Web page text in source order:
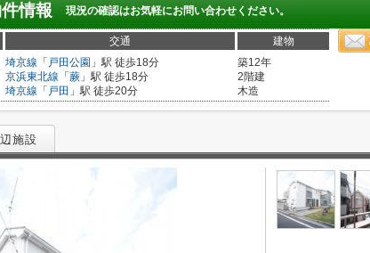
情報 現況の確認はお気軽にお問い合わせください。
交通 建物
埼京線 「 戸田公園 」駅 徒歩18分
京浜東北線 「 蕨 」駅 徒歩18分
埼京線 「 戸田 」駅 徒歩20分
築12年
2階建
木造
施設